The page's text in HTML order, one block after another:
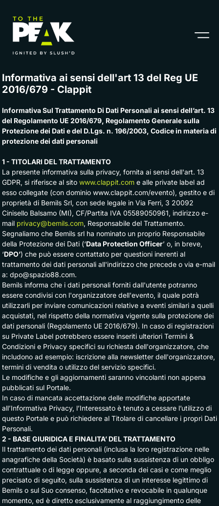
Informativa ai sensi dell'art 13 del Reg UE
2016/679 - Clappit
Informativa Sul Trattamento Di Dati Personali ai sensi dell’art. 13
del Regolamento UE 2016/679, Regolamento Generale sulla
Protezione dei Dati e del D.Lgs. n. 196/2003, Codice in materia di
protezione dei dati personali
1 - TITOLARI DEL TRATTAMENTO
La presente informativa sulla privacy, fornita ai sensi dell'art. 13
GDPR, si riferisce al sito www.clappit.com e alle private label ad
esso collegate (con dominio www.clappit.com/evento), gestito e di
proprietà di Bemils Srl, con sede legale in Via Ferri, 3 20092
Cinisello Balsamo (MI), CF/Partita IVA 05589050961, indirizzo e-
mail privacy@bemils.com, Responsabile del Trattamento.
Segnaliamo che Bemils srl ha nominato un proprio Responsabile
della Protezione dei Dati (‘Data Protection Officer’ o, in breve,
‘DPO’) che può essere contattato per questioni inerenti al
trattamento dei dati personali all'indirizzo che precede o via e-mail
a: dpo@spazio88.com.
Bemils informa che i dati personali forniti dall'utente potranno
essere condivisi con l'organizzatore dell'evento, il quale potrà
utilizzarli per inviare comunicazioni relative a eventi similari a quelli
acquistati, nel rispetto della normativa vigente sulla protezione dei
dati personali (Regolamento UE 2016/679). In caso di registrazioni
su Private Label potrebbero essere inseriti ulteriori Termini &
Condizioni e Privacy specifici su richiesta dell'organizzatore, che
includono ad esempio: iscrizione alla newsletter dell'organizzatore,
termini di vendita o utilizzo del servizio specifici.
Le modifiche e gli aggiornamenti saranno vincolanti non appena
pubblicati sul Portale.
In caso di mancata accettazione delle modifiche apportate
all’Informativa Privacy, l’Interessato è tenuto a cessare l’utilizzo di
questo Portale e può richiedere al Titolare di cancellare i propri Dati
Personali.
2 - BASE GIURIDICA E FINALITA’ DEL TRATTAMENTO
Il trattamento dei dati personali (inclusa la loro registrazione nelle
anagrafiche della Società) è basato sulla sussistenza di un obbligo
contrattuale o di legge oppure, a seconda dei casi e come meglio
precisato di seguito, sulla sussistenza di un interesse legittimo di
Bemils o sul Suo consenso, facoltativo e revocabile in qualunque
momento, ed è diretto esclusivamente al raggiungimento delle